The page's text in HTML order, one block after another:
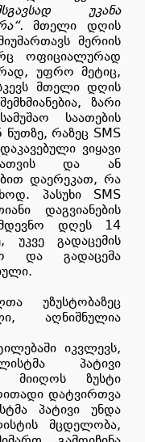
უკანა
მთელი დღის
მერიის
ოფიციალურად
უფრო მეტიც,
მთელი დღის
ზარი
საათების
რაზეც SMS
ვიყავი
და ან
დაერეკათ, რა
პასუხი SMS
დაგვიანების
დღეს 14
გადაცემის
და გადაცემა
უზუსტობაზეც
აღნიშნულია
იკვლევს,
პატივი
მიიღოს ზუსტი
დატვირთვა
პატივი უნდა
მცდელობა,